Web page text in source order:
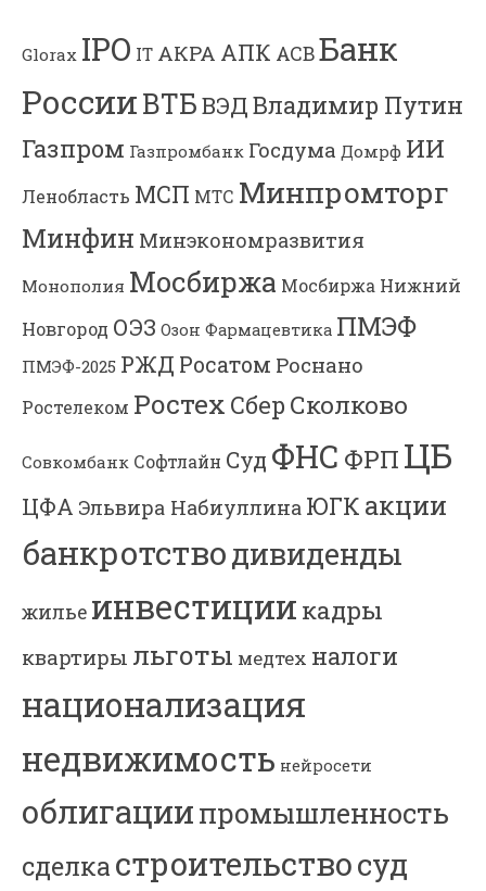
Glorax IPO IT АКРА АПК АСВБанк
РоссииВТБВЭДВладимир Путин
Газпром Газпромбанк Госдума Домрф ИИ
Ленобласть МСП МТС Минпромторг
Минфин Минэкономразвития
Монополия Мосбиржа Мосбиржа Нижний
Новгород ОЭЗ Озон Фармацевтика ПМЭФ
ПМЭФ-2025 РЖД Росатом Роснано
Ростелеком Ростех Сбер Сколково
Совкомбанк Софтлайн Суд ФНС ФРП ЦБ
ЦФА Эльвира Набиуллина ЮГК акции
банкротстводивиденды
жилье инвестиции кадры
квартиры льготы медтех налоги
национализация
недвижимость нейросети
облигациипромышленность
сделкастроительствосуд